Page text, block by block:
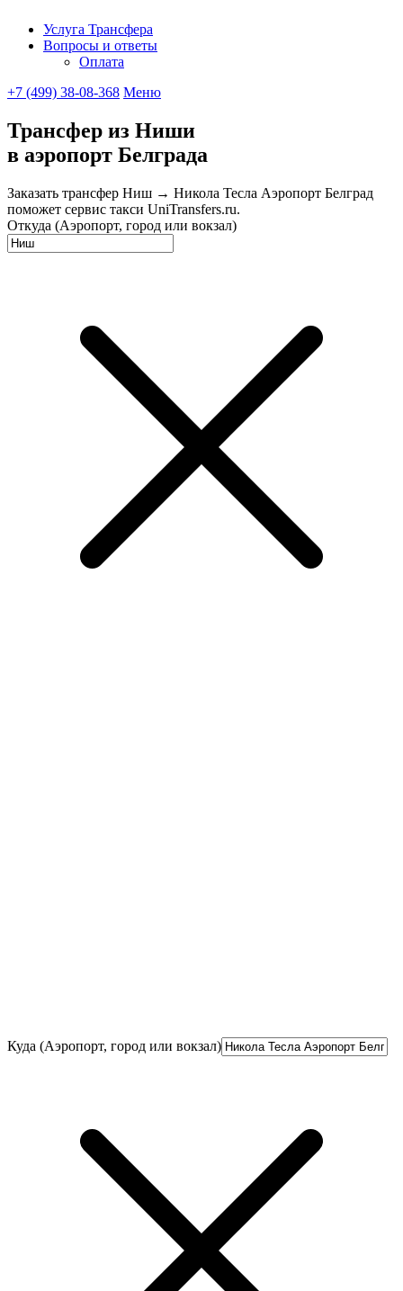
Услуга Трансфера
Вопросы и ответы
Оплата
+7 (499) 38-08-368 Меню
Трансфер из Ниши
в аэропорт Белграда
Заказать трансфер Ниш → Никола Тесла Аэропорт Белград
поможет сервис такси UniTransfers.ru.
Откуда (Аэропорт, город или вокзал)
Куда (Аэропорт, город или вокзал)